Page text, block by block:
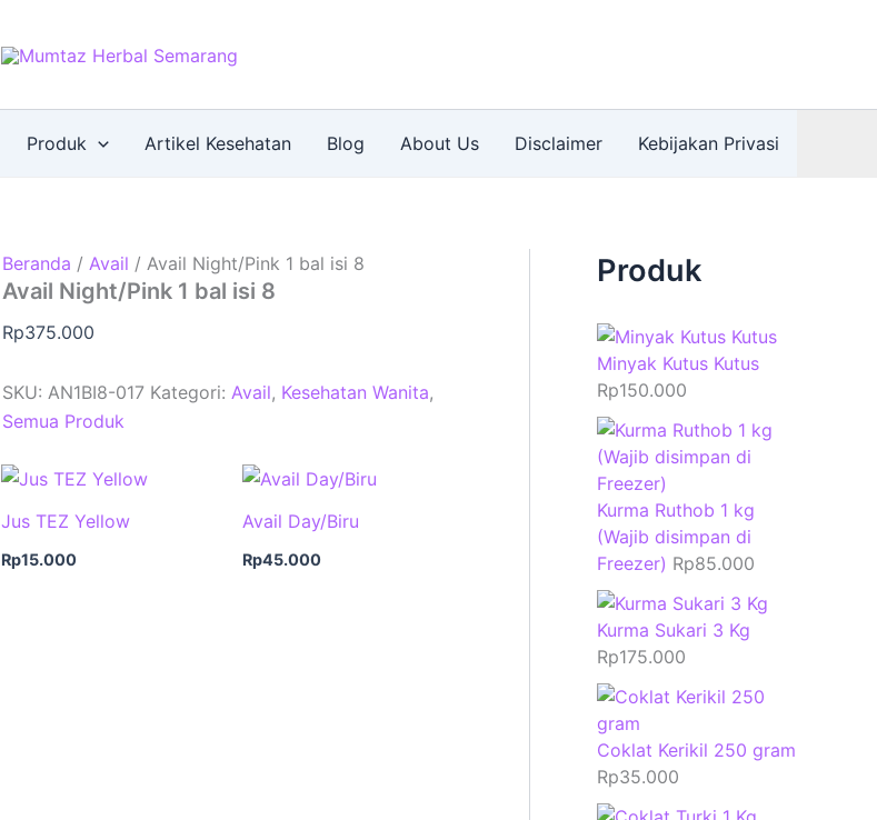
Produk Artikel Kesehatan Blog About Us Disclaimer Kebijakan Privasi
Beranda / Avail / Avail Night/Pink 1 bal isi 8
Avail Night/Pink 1 bal isi 8
Rp375.000
SKU: AN1BI8-017 Kategori: Avail, Kesehatan Wanita,
Semua Produk
Jus TEZ Yellow
Rp15.000
Avail Day/Biru
Rp45.000
Produk
Minyak Kutus Kutus
Rp150.000
Kurma Ruthob 1 kg
(Wajib disimpan di
Freezer) Rp85.000
Kurma Sukari 3 Kg
Rp175.000
Coklat Kerikil 250 gram
Rp35.000